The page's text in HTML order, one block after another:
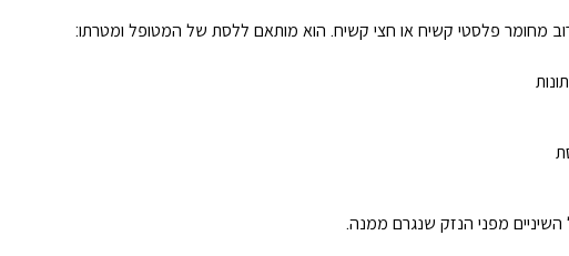
מחומר פלסטי קשיח או חצי קשיח. הוא מותאם ללסת של המטופל ומטרתו:
מפני הנזק שנגרם ממנה.